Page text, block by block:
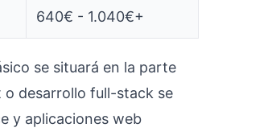
640€ - 1.040€+
se situará en la parte
o desarrollo full-stack se
y aplicaciones web